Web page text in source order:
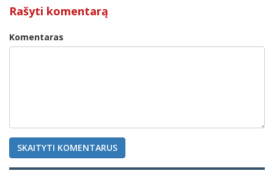
Rašyti komentarą
Komentaras
SKAITYTI KOMENTARUS